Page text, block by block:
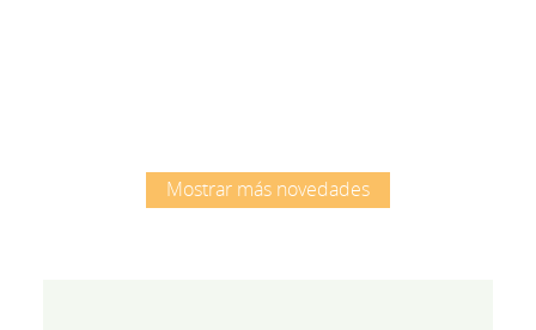
Mostrar más novedades